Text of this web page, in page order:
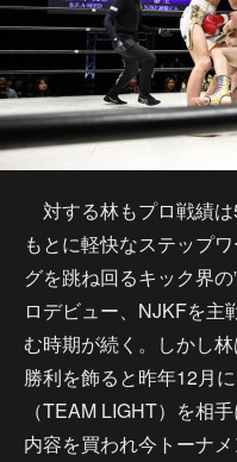
対する林もプロ戦績
もとに軽快なステップ
グを跳ね回るキック界
ロデビュー、NJKFを主
む時期が続く。しかし
勝利を飾ると昨年12月
（TEAM LIGHT）を相
内容を買われ今トーナ